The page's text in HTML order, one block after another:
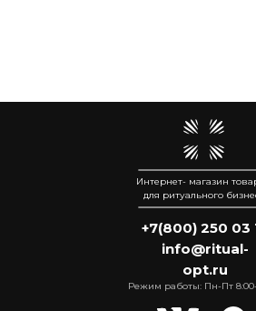
Режим работы: Пн-Пт 8:00-
Интернет- магазин
для ритуального
+7(800) 250 03
info@ritual-
opt.ru